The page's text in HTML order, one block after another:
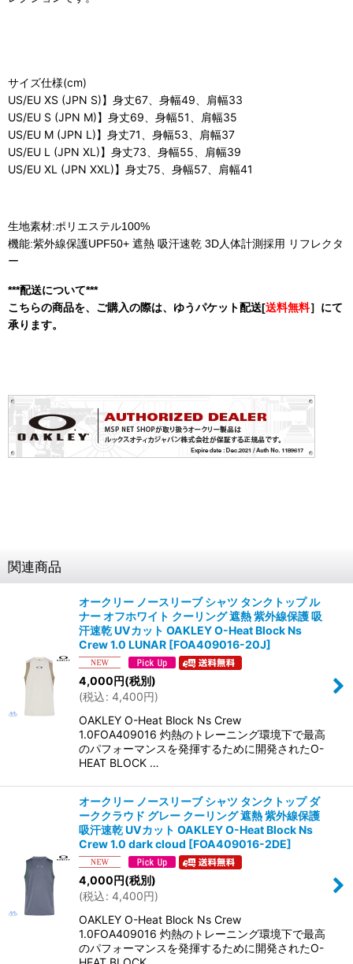
サイズ仕様(cm)
US/EU XS (JPN S)】身丈67、身幅49、肩幅33
US/EU S (JPN M)】身丈69、身幅51、肩幅35
US/EU M (JPN L)】身丈71、身幅53、肩幅37
US/EU L (JPN XL)】身丈73、身幅55、肩幅39
US/EU XL (JPN XXL)】身丈75、身幅57、肩幅41
生地素材:ポリエステル100%
機能:紫外線保護UPF50+ 遮熱 吸汗速乾 3D人体計測採用 リフレクタ
ー
***配送について***
こちらの商品を、ご購入の際は、ゆうパケット配送[送料無料］にて
承ります。
関連商品
オークリー ノースリーブ シャツ タンクトップ ル
ナー オフホワイト クーリング 遮熱 紫外線保護 吸
汗速乾 UVカット OAKLEY O-Heat Block Ns
Crew 1.0 LUNAR [FOA409016-20J]
4,000円(税別)
(税込: 4,400円)
OAKLEY O-Heat Block Ns Crew
1.0FOA409016 灼熱のトレーニング環境下で最高
のパフォーマンスを発揮するために開発されたO-
HEAT BLOCK …
オークリー ノースリーブ シャツ タンクトップ ダ
ーククラウド グレー クーリング 遮熱 紫外線保護
吸汗速乾 UVカット OAKLEY O-Heat Block Ns
Crew 1.0 dark cloud [FOA409016-2DE]
4,000円(税別)
(税込: 4,400円)
OAKLEY O-Heat Block Ns Crew
1.0FOA409016 灼熱のトレーニング環境下で最高
のパフォーマンスを発揮するために開発されたO-